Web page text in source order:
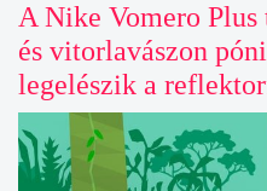
A Nike Vomero
és vitorlavászon
legelészik a